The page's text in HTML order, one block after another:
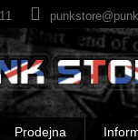
Prodejna